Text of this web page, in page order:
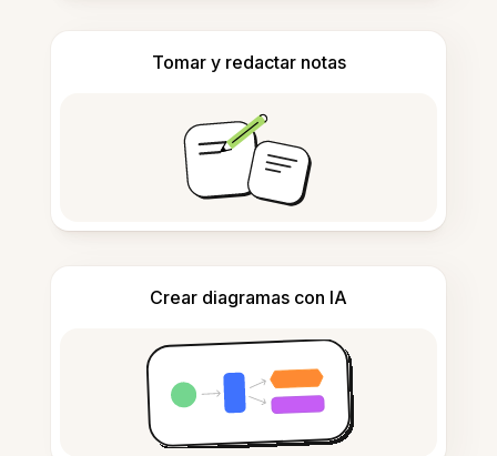
Tomar y redactar notas
Crear diagramas con IA